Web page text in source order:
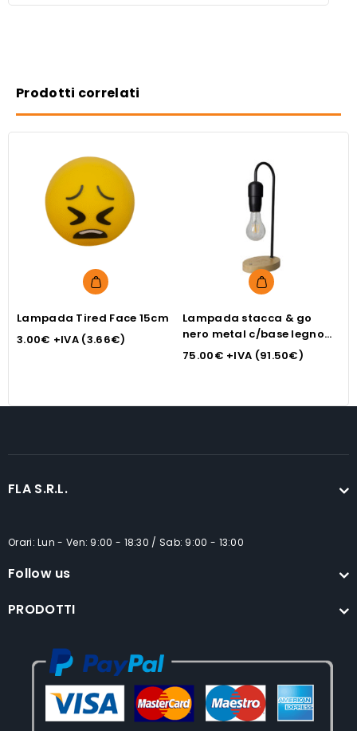
Prodotti correlati
Lampada Tired Face 15cm
3.00€ +IVA (3.66€)
Lampada stacca & go
nero metal c/base legno
per ricarica smartphone
75.00€ +IVA (91.50€)
FLA S.R.L.
Orari: Lun - Ven: 9:00 - 18:30 / Sab: 9:00 - 13:00
Follow us
PRODOTTI